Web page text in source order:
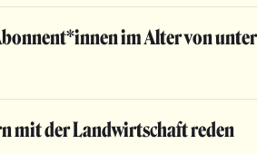
im Alter von
mit der Landwirtschaft reden